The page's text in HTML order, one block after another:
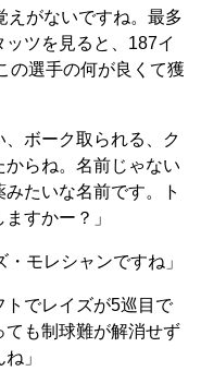
がないですね。最多
ツを見ると、187イ
選手の何が良くて獲
ボーク取られる、ク
らね。名前じゃない
たいな名前です。ト
すかー？」
モレシャンですね」
トでレイズが5巡目で
も制球難が解消せず
」